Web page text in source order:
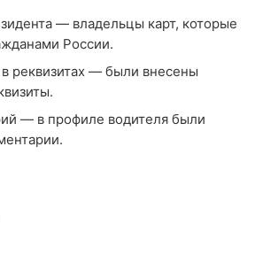
— владельцы карт, которые
России.
реквизитах — были внесены
— в профиле водителя были